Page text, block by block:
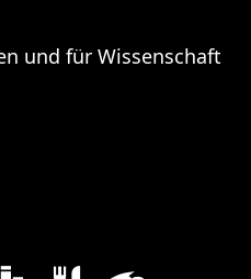
und für Wissenschaft